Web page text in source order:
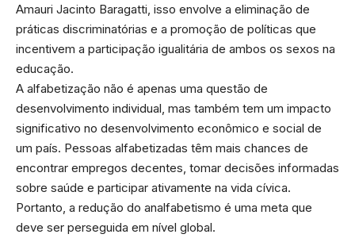
Amauri Jacinto Baragatti, isso envolve a eliminação de
práticas discriminatórias e a promoção de políticas que
incentivem a participação igualitária de ambos os sexos na
educação.
A alfabetização não é apenas uma questão de
desenvolvimento individual, mas também tem um impacto
significativo no desenvolvimento econômico e social de
um país. Pessoas alfabetizadas têm mais chances de
encontrar empregos decentes, tomar decisões informadas
sobre saúde e participar ativamente na vida cívica.
Portanto, a redução do analfabetismo é uma meta que
deve ser perseguida em nível global.